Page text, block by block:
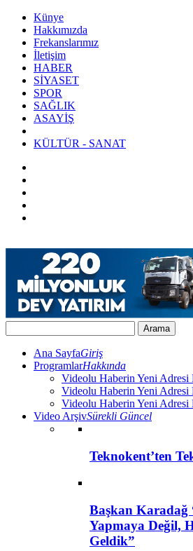
Künye
Hakkımızda
Frekanslarımız
İletişim
HABER
SİYASET
SPOR
SAĞLIK
ASAYİŞ
KÜLTÜR - SANAT
Ana SayfaGiriş
ProgramlarHakkında
Videolu Haberin Yeni
Videolu Haberin Yeni
Videolu Haberin Yeni
Video ArşivSürekli Güncel
Teknokent’ten
Başkan Karadağ
Yapmaya Değil,
Geldik”